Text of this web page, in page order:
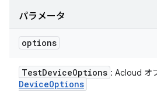
パラメータ
options
TestDeviceOptions : Acloud オ
DeviceOptions